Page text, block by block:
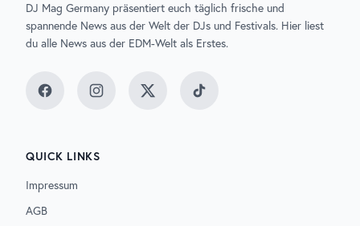
DJ Mag Germany präsentiert euch täglich frische und
spannende News aus der Welt der DJs und Festivals. Hier liest
du alle News aus der EDM-Welt als Erstes.
FacebookInstagramTwitter TikTok
QUICK LINKS
Impressum
AGB